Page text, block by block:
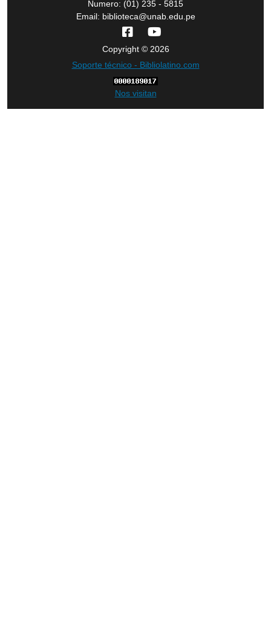
Numero: (01) 235 - 5815
Email: biblioteca@unab.edu.pe
Copyright © 2026
Soporte técnico - Bibliolatino.com
Nos visitan